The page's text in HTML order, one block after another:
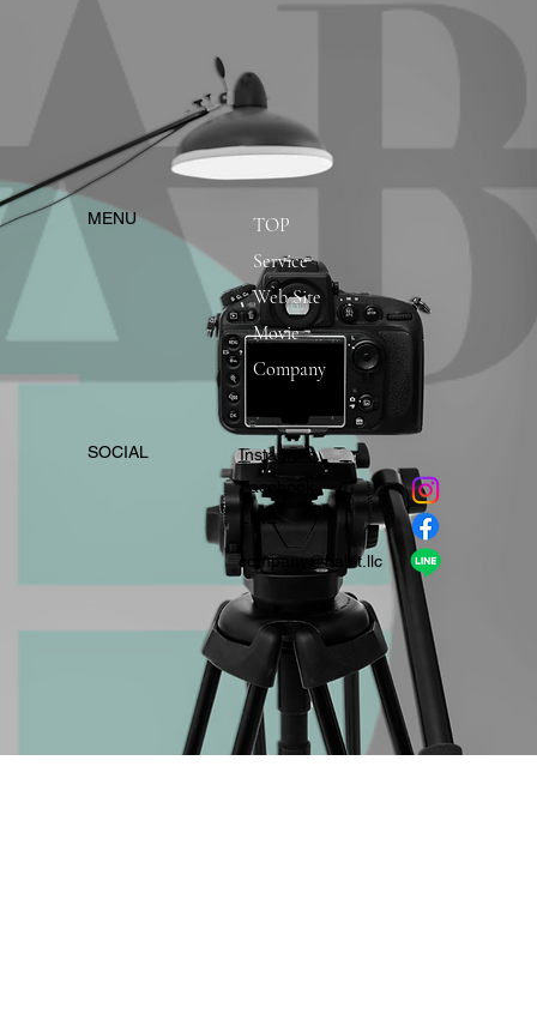
​MENU
TOP
Service
Web Site
Movie
Company
​SOCIAL
Instagram
​Facebook
company＠habit.llc